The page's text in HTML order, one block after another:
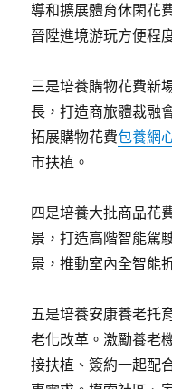
導和擴展體育休閑花
晉陞進境游玩方便程
三是培養購物花費新
長，打造商旅體裁融
拓展購物花費包養網
市扶植。
四是培養大批商品花
景，打造高階智能駕
景，推動室內全智能
五是培養安康養老托
老化改革。激勵養老
接扶植、簽約一起配